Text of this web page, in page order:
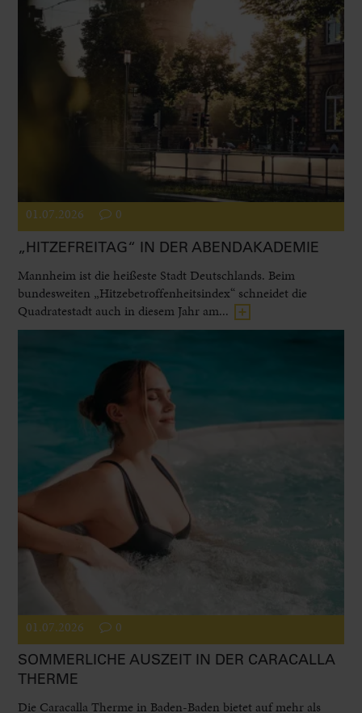
01.07.2026 0
„HITZEFREITAG“ IN DER ABENDAKADEMIE
Mannheim ist die heißeste Stadt Deutschlands. Beim
bundesweiten „Hitzebetroffenheitsindex“ schneidet die
Quadratestadt auch in diesem Jahr am...
01.07.2026 0
SOMMERLICHE AUSZEIT IN DER CARACALLA
THERME
Die Caracalla Therme in Baden-Baden bietet auf mehr als